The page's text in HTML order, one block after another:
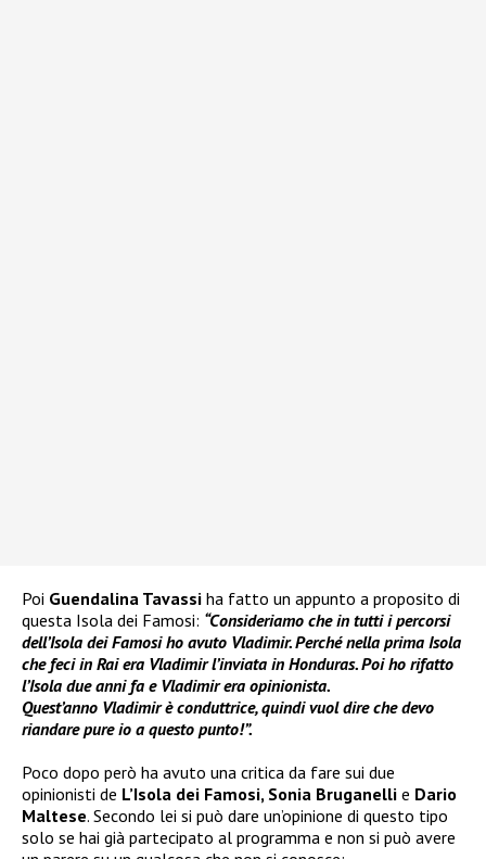
Poi Guendalina Tavassi ha fatto un appunto a proposito di
questa Isola dei Famosi: “Consideriamo che in tutti i percorsi
dell’Isola dei Famosi ho avuto Vladimir. Perché nella prima Isola
che feci in Rai era Vladimir l’inviata in Honduras. Poi ho rifatto
l’Isola due anni fa e Vladimir era opinionista.
Quest’anno Vladimir è conduttrice, quindi vuol dire che devo
riandare pure io a questo punto!”.
Poco dopo però ha avuto una critica da fare sui due
opinionisti de L’Isola dei Famosi, Sonia Bruganelli e Dario
Maltese. Secondo lei si può dare un’opinione di questo tipo
solo se hai già partecipato al programma e non si può avere